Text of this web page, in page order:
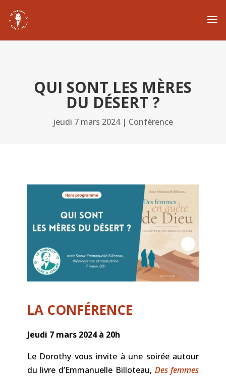
QUI SONT LES MÈRES
DU DÉSERT ?
jeudi 7 mars 2024| Conférence
LA CONFÉRENCE
Jeudi 7 mars 2024 à 20h
Le Dorothy vous invite à une soirée autour
du livre d’Emmanuelle Billoteau, Des femmes